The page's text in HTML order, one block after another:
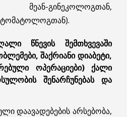
გინეკოლოგთან,
წნევის შემთხვევაში
შაქრიანი დიაბეტი,
ოპერაციები) ქალი
შენარჩუნებას და
დაავადებების არსებობა,